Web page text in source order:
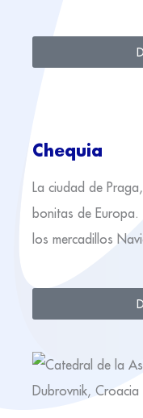
Chequia
La ciudad de
bonitas de
los mercadillos